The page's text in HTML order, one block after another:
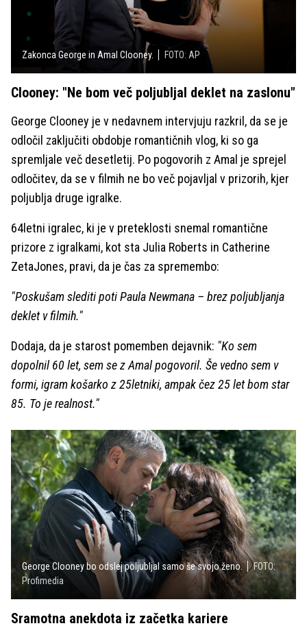
Zakonca George in Amal Clooney. FOTO: AP
Clooney: "Ne bom več poljubljal deklet na zaslonu"
George Clooney je v nedavnem intervjuju razkril, da se je
odločil zaključiti obdobje romantičnih vlog, ki so ga
spremljale več desetletij. Po pogovorih z Amal je sprejel
odločitev, da se v filmih ne bo več pojavljal v prizorih, kjer
poljublja druge igralke.
64letni igralec, ki je v preteklosti snemal romantične
prizore z igralkami, kot sta Julia Roberts in Catherine
ZetaJones, pravi, da je čas za spremembo:
"Poskušam slediti poti Paula Newmana – brez poljubljanja
deklet v filmih."
Dodaja, da je starost pomemben dejavnik: "Ko sem
dopolnil 60 let, sem se z Amal pogovoril. Še vedno sem v
formi, igram košarko z 25letniki, ampak čez 25 let bom star
85. To je realnost."
George Clooney bo odslej poljubljal samo še svojo ženo.
FOTO:
Profimedia
Sramotna anekdota iz začetka kariere